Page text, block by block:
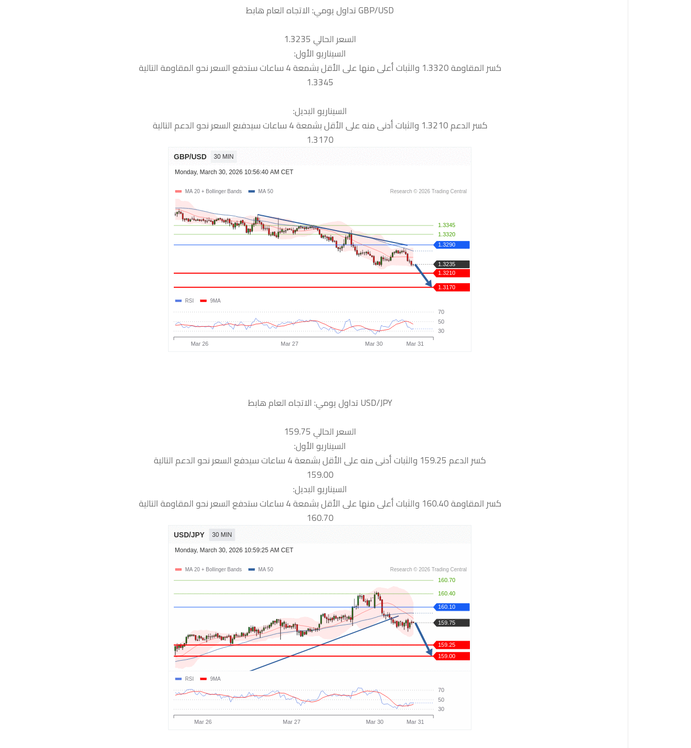
السعر الحالي 1.3235
السيناريو الأول:
كسر المقاومة 1.3320 والثبات أعلى منها على الأقل بشمعة 4 ساعات ستدفع السعر نحو المقاومة التالية
1.3345
السيناريو البديل:
كسر الدعم 1.3210 والثبات أدنى منه على الأقل بشمعة 4 ساعات سيدفىع السعر نحو الدعم التالية
1.3170
‏USD/JPY تداول يومي: الاتجاه العام هابط
السعر الحالي 159.75
السيناريو الأول:
كسر الدعم 159.25 والثبات أدنى منه على الأقل بشمعة 4 ساعات سيدفع السعر نحو الدعم التالية
159.00
السيناريو البديل:
كسر المقاومة 160.40 والثبات أعلى منها على الأقل بشمعة 4 ساعات ستدفع السعر نحو المقاومة التالية
160.70